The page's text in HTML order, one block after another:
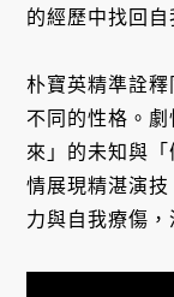
的經歷中找回自
朴寶英精準詮
不同的性格。
來」的未知與
情展現精湛演
力與自我療傷，